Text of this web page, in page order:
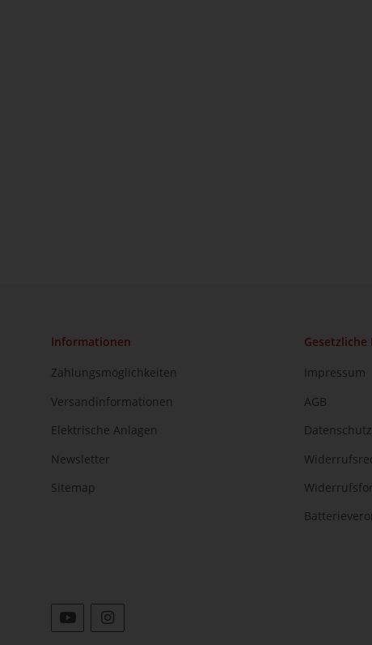
Informationen
Zahlungsmöglichkeiten
Versandinformationen
Elektrische Anlagen
Newsletter
Sitemap
Impressum
AGB
Datenschutz